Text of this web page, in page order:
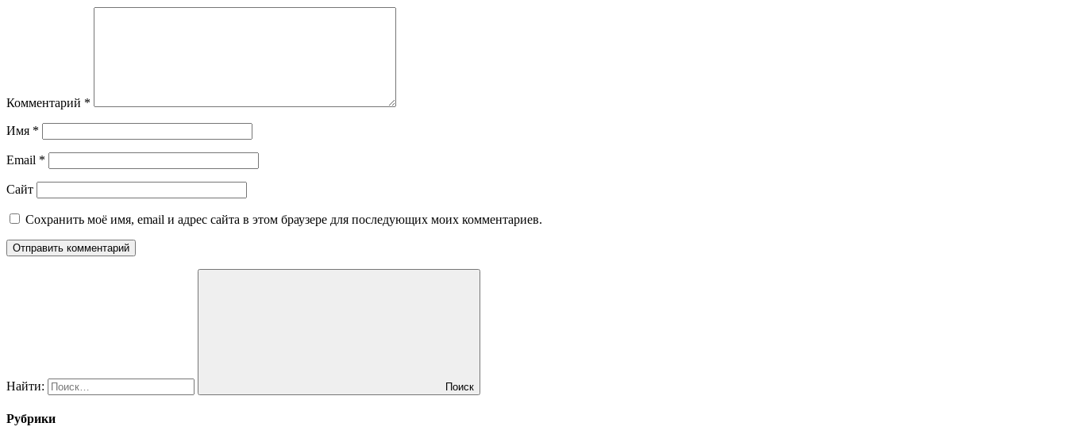
Комментарий *
Имя *
Email *
Сайт
Сохранить моё имя, email и адрес сайта в этом браузере для последующих моих комментариев.
Найти: Поиск
Рубрики